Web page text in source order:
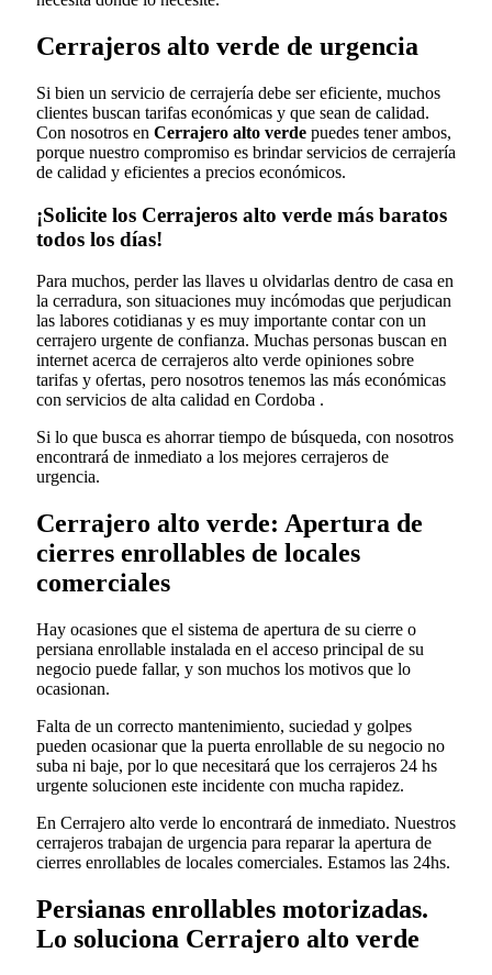
Cerrajeros alto verde de urgencia
Si bien un servicio de cerrajería debe ser eficiente, muchos
clientes buscan tarifas económicas y que sean de calidad.
Con nosotros en Cerrajero alto verde puedes tener ambos,
porque nuestro compromiso es brindar servicios de cerrajería
de calidad y eficientes a precios económicos.
¡Solicite los Cerrajeros alto verde más baratos
todos los días!
Para muchos, perder las llaves u olvidarlas dentro de casa en
la cerradura, son situaciones muy incómodas que perjudican
las labores cotidianas y es muy importante contar con un
cerrajero urgente de confianza. Muchas personas buscan en
internet acerca de cerrajeros alto verde opiniones sobre
tarifas y ofertas, pero nosotros tenemos las más económicas
con servicios de alta calidad en Cordoba .
Si lo que busca es ahorrar tiempo de búsqueda, con nosotros
encontrará de inmediato a los mejores cerrajeros de
urgencia.
Cerrajero alto verde: Apertura de
cierres enrollables de locales
comerciales
Hay ocasiones que el sistema de apertura de su cierre o
persiana enrollable instalada en el acceso principal de su
negocio puede fallar, y son muchos los motivos que lo
ocasionan.
Falta de un correcto mantenimiento, suciedad y golpes
pueden ocasionar que la puerta enrollable de su negocio no
suba ni baje, por lo que necesitará que los cerrajeros 24 hs
urgente solucionen este incidente con mucha rapidez.
En Cerrajero alto verde lo encontrará de inmediato. Nuestros
cerrajeros trabajan de urgencia para reparar la apertura de
cierres enrollables de locales comerciales. Estamos las 24hs.
Persianas enrollables motorizadas.
Lo soluciona Cerrajero alto verde